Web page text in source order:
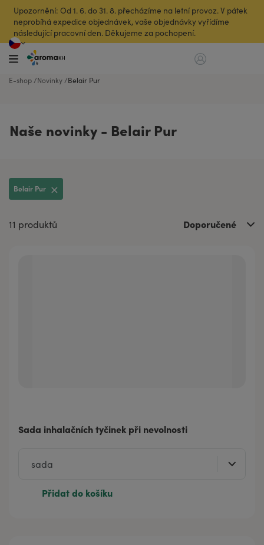
Upozornění: Od 1. 6. do 31. 8. přecházíme na letní provoz. V pátek
neprobíhá expedice objednávek, vaše objednávky vyřídíme
následující pracovní den. Děkujeme za pochopení.
E-shop Novinky Belair Pur
Naše novinky - Belair Pur
Belair Pur
11 produktů Doporučené
Sada inhalačních tyčinek při nevolnosti
Přidat do košíku